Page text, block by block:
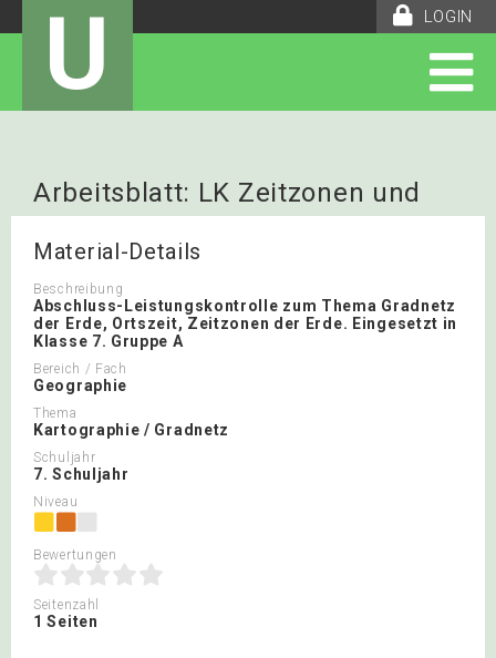
LOGIN
U
Arbeitsblatt: LK Zeitzonen und
Gradnetz Gruppe A
Material-Details
Beschreibung
Abschluss-Leistungskontrolle zum Thema Gradnetz
der Erde, Ortszeit, Zeitzonen der Erde. Eingesetzt in
Klasse 7. Gruppe A
Bereich / Fach
Geographie
Thema
Kartographie / Gradnetz
Schuljahr
7. Schuljahr
Niveau
Bewertungen
Seitenzahl
1 Seiten